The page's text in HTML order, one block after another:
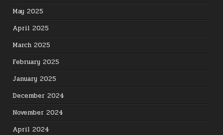
May 2025
April 2025
March 2025
February 2025
January 2025
December 2024
November 2024
April 2024